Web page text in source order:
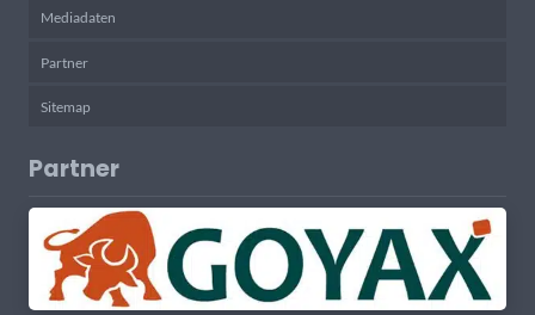
Mediadaten
Partner
Sitemap
Partner